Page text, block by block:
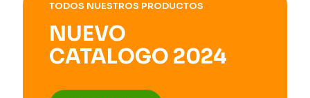
TODOS NUESTROS PRODUCTOS
NUEVO
CATALOGO 2024